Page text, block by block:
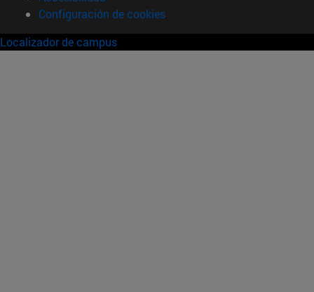
Configuración de cookies
Localizador de campus